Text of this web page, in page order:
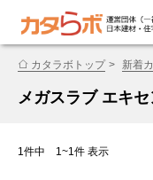
カタラボトップ 新着
メガスラブ エキ
1件中 1~1件 表示